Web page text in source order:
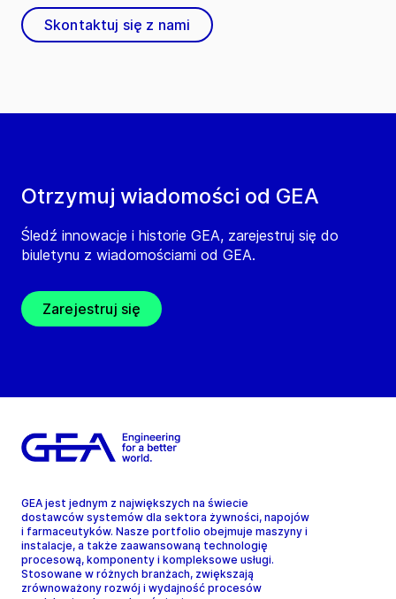
Otrzymuj wiadomości od GEA
Śledź innowacje i historie GEA, zarejestruj się do
biuletynu z wiadomościami od GEA.
Zarejestruj się
Skontaktuj się z nami
GEA jest jednym z największych na świecie
dostawców systemów dla sektora żywności, napojów
i farmaceutyków. Nasze portfolio obejmuje maszyny i
instalacje, a także zaawansowaną technologię
procesową, komponenty i kompleksowe usługi.
Stosowane w różnych branżach, zwiększają
zrównoważony rozwój i wydajność procesów